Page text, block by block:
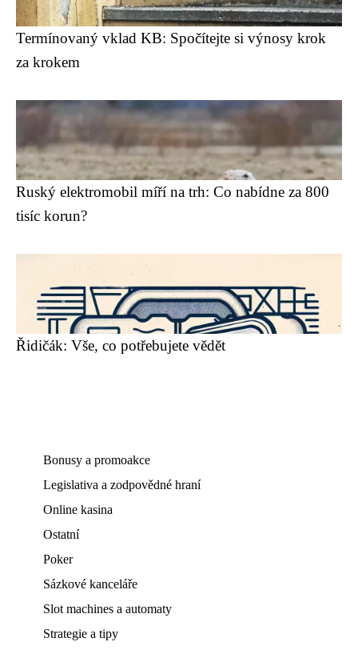
Termínovaný vklad KB: Spočítejte si výnosy krok
za krokem
Ruský elektromobil míří na trh: Co nabídne za 800
tisíc korun?
Řidičák: Vše, co potřebujete vědět
Bonusy a promoakce
Legislativa a zodpovědné hraní
Online kasina
Ostatní
Poker
Sázkové kanceláře
Slot machines a automaty
Strategie a tipy